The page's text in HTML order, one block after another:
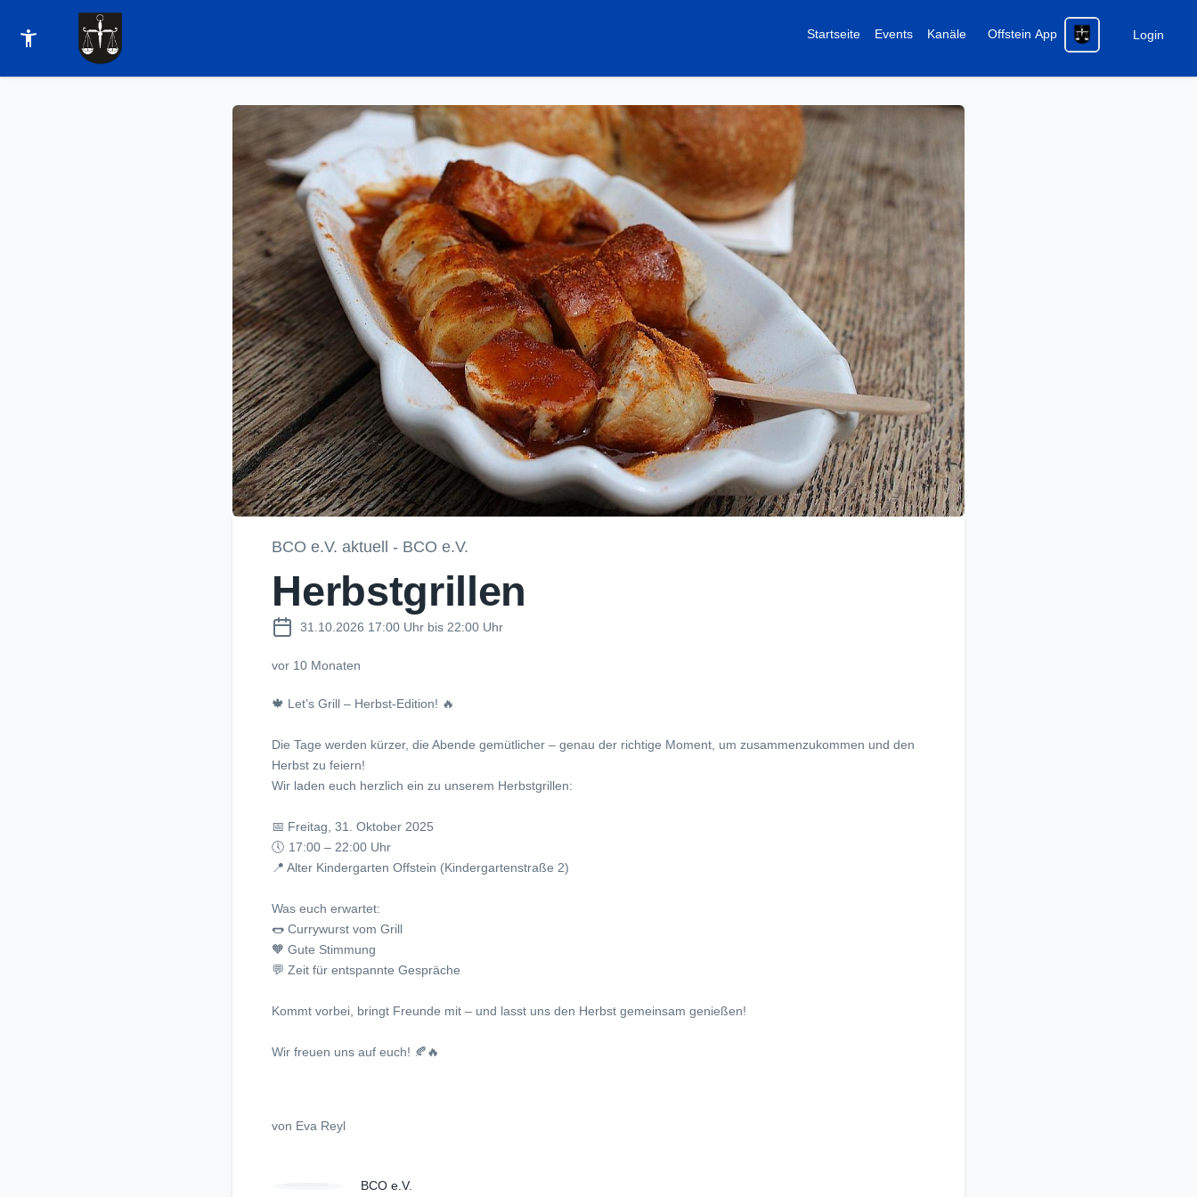
Startseite Events Kanäle Offstein App Login
BCO e.V. aktuell - BCO e.V.
Herbstgrillen
31.10.2026 17:00 Uhr bis 22:00 Uhr
vor 10 Monaten
🍁 Let’s Grill – Herbst-Edition! 🔥
Die Tage werden kürzer, die Abende gemütlicher – genau der richtige Moment, um zusammenzukommen und den
Herbst zu feiern!
Wir laden euch herzlich ein zu unserem Herbstgrillen:
📅 Freitag, 31. Oktober 2025
🕔 17:00 – 22:00 Uhr
📍 Alter Kindergarten Offstein (Kindergartenstraße 2)
Was euch erwartet:
🌭 Currywurst vom Grill
🧡 Gute Stimmung
💬 Zeit für entspannte Gespräche
Kommt vorbei, bringt Freunde mit – und lasst uns den Herbst gemeinsam genießen!
Wir freuen uns auf euch! 🍂🔥
von Eva Reyl
BCO e.V.